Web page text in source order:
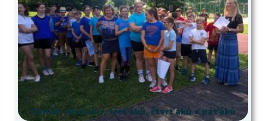
Osmák druháků, třeťáků, čtvrťáků a páťáků